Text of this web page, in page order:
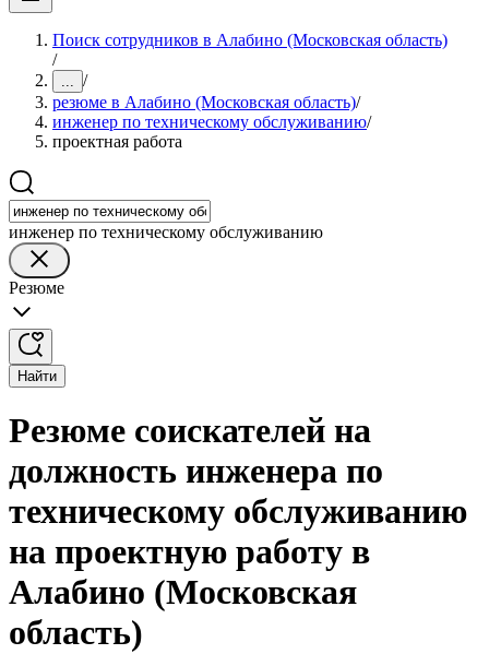
Поиск сотрудников в Алабино (Московская область)
/
... /
резюме в Алабино (Московская область)/
инженер по техническому обслуживанию/
проектная работа
инженер по техническому обслуживанию
Резюме
Найти
Резюме соискателей на
должность инженера по
техническому обслуживанию
на проектную работу в
Алабино (Московская
область)